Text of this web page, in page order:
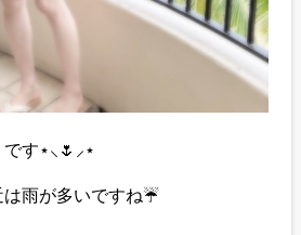
す⋆⸜🌷⸝‍⋆
雨が多いですね☔️